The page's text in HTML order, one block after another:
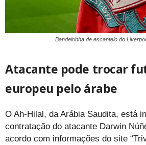
Bandeirinha de escanteio do
Atacante pode trocar
europeu pelo árabe
O Ah-Hilal, da Arábia Saudita, está
contratação do atacante Darwin
acordo com informações do site